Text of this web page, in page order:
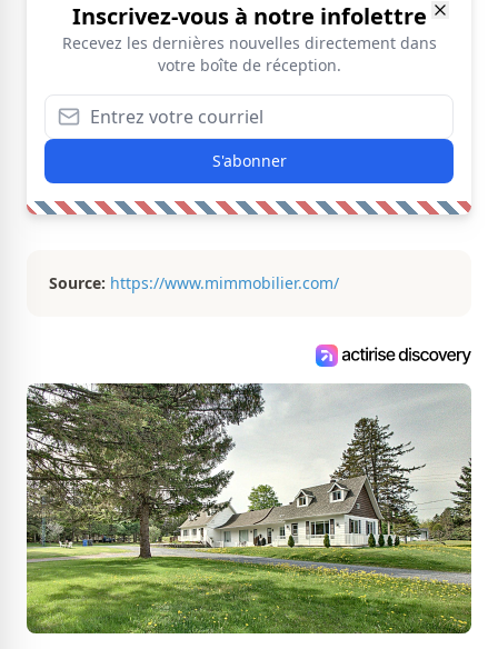
Inscrivez-vous à notre infolettre
Recevez les dernières nouvelles directement dans
votre boîte de réception.
S'abonner
Source: https://www.mimmobilier.com/